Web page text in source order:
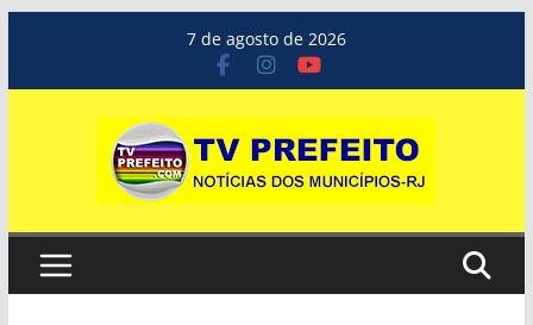
o
7 de agosto de 2026